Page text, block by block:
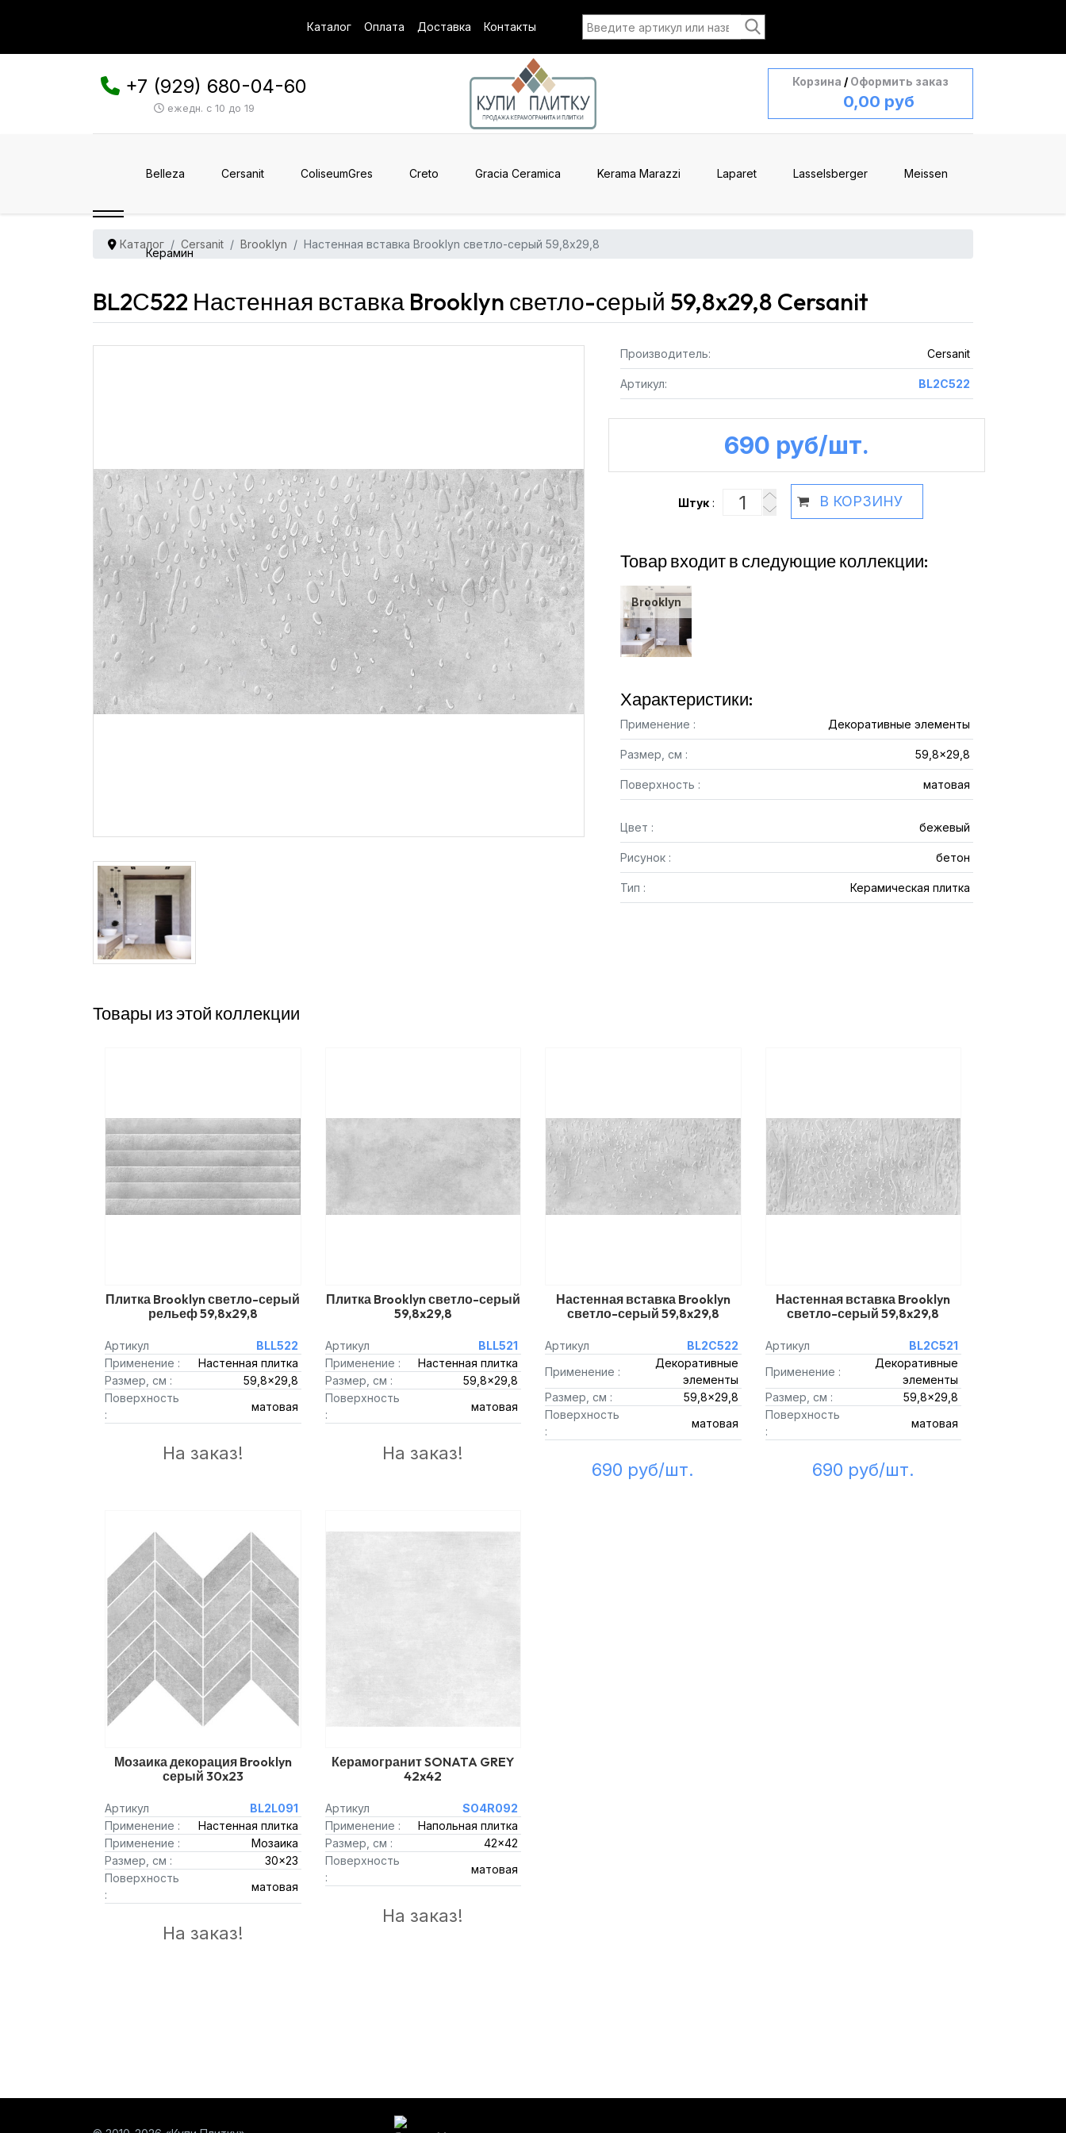
Каталог Оплата Доставка Контакты
+7 (929) 680-04-60
ежедн. с 10 до 19
Корзина / Оформить заказ
0,00 руб
Belleza Cersanit ColiseumGres Creto Gracia Ceramica Kerama Marazzi Laparet Lasselsberger Meissen
Керамин
Каталог Cersanit Brooklyn Настенная вставка Brooklyn светло-серый 59,8x29,8
BL2С522 Настенная вставка Brooklyn светло-серый 59,8x29,8 Cersanit
Производитель: Cersanit
Артикул: BL2С522
690 руб /шт.
Штук : В КОРЗИНУ
Товар входит в следующие коллекции:
Brooklyn
Характеристики:
Применение : Декоративные элементы
Размер, см : 59,8x29,8
Поверхность : матовая
Цвет : бежевый
Рисунок : бетон
Тип : Керамическая плитка
Товары из этой коллекции
Плитка Brooklyn светло-серый
рельеф 59,8x29,8
Артикул
BLL522
Применение :
Настенная плитка
Размер, см :
59,8x29,8
Поверхность
:
матовая
На заказ!
Плитка Brooklyn светло-серый
59,8x29,8
Артикул
BLL521
Применение :
Настенная плитка
Размер, см :
59,8x29,8
Поверхность
:
матовая
На заказ!
Настенная вставка Brooklyn
светло-серый 59,8x29,8
Артикул
BL2С522
Применение :
Декоративные
элементы
Размер, см :
59,8x29,8
Поверхность
:
матовая
690 руб/шт.
Настенная вставка Brooklyn
светло-серый 59,8x29,8
Артикул
BL2С521
Применение :
Декоративные
элементы
Размер, см :
59,8x29,8
Поверхность
:
матовая
690 руб/шт.
Мозаика декорация Brooklyn
серый 30x23
Артикул
BL2L091
Применение :
Настенная плитка
Применение :
Мозаика
Размер, см :
30x23
Поверхность
:
матовая
На заказ!
Керамогранит SONATA GREY
42x42
Артикул
SO4R092
Применение :
Напольная плитка
Размер, см :
42x42
Поверхность
:
матовая
На заказ!